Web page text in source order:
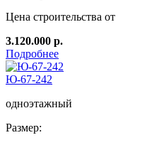
Цена строительства от
3.120.000 р.
Подробнее
Ю-67-242
одноэтажный
Размер: